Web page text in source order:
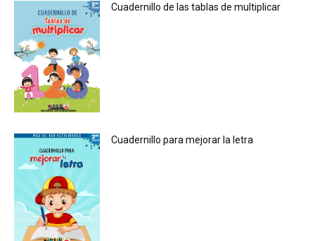
Cuadernillo de las tablas de multiplicar
Cuadernillo para mejorar la letra